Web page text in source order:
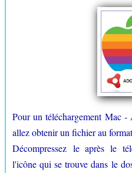
Pour un téléchargement Mac -
allez obtenir un fichier au
Décompressez le après le
l'icône qui se trouve dans le